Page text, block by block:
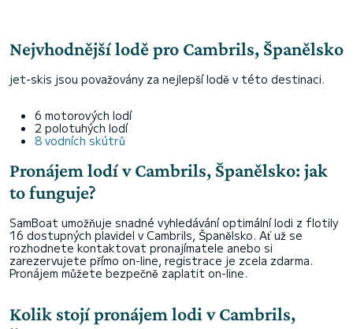
Nejvhodnější lodě pro Cambrils, Španělsko
jet-skis jsou považovány za nejlepší lodě v této destinaci.
6 motorových lodí
2 polotuhých lodí
8 vodních skútrů
Pronájem lodí v Cambrils, Španělsko: jak
to funguje?
SamBoat umožňuje snadné vyhledávání optimální lodi z flotily
16 dostupných plavidel v Cambrils, Španělsko. Ať už se
rozhodnete kontaktovat pronajímatele anebo si
zarezervujete přímo on-line, registrace je zcela zdarma.
Pronájem můžete bezpečně zaplatit on-line.
Kolik stojí pronájem lodi v Cambrils,